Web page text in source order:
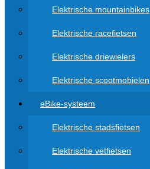
Elektrische mountainbikes
Elektrische racefietsen
Elektrische driewielers
Elektrische scootmobielen
eBike-systeem
Elektrische stadsfietsen
Elektrische vetfietsen